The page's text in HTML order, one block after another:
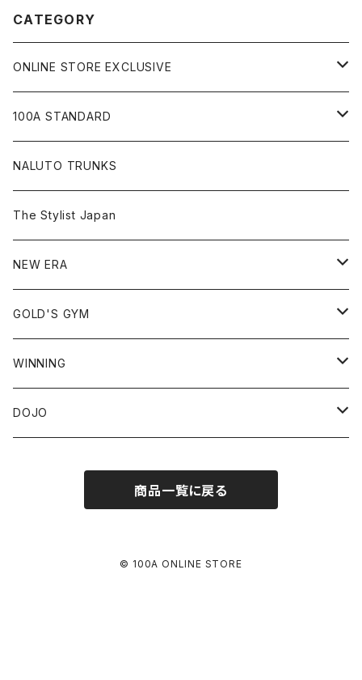
CATEGORY
ONLINE STORE EXCLUSIVE
JIU-JITSU Gi ART EXHIBITION
SHOW UP!
100A STANDARD
キャップ
Tシャツ
ショートスリーブ
ロングスリーブ
シャツ
アウター
スウェット
フーディ
ジャージ
ラッシュガード
NALUTO TRUNKS
The Stylist Japan
NEW ERA
59FIFTY
9FIFTY
39THIRTY
GOLD'S GYM
Tシャツ
ショートスリーブ
スウェット
WINNING
ヘッドギア
DOJO
商品一覧に戻る
© 100A ONLINE STORE